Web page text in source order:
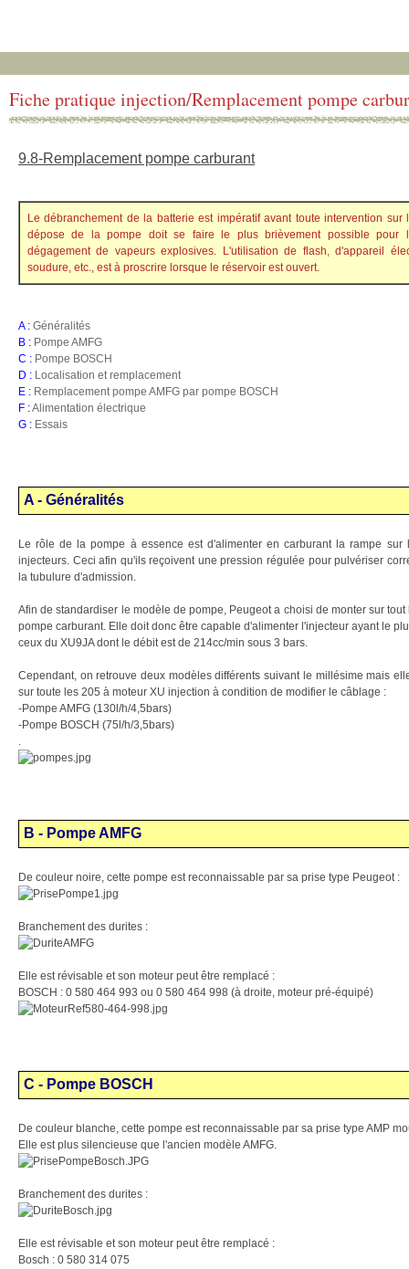
Fiche pratique injection/Remplacement pompe
9.8-Remplacement pompe carburant
Le débranchement de la batterie est impératif avant toute intervention sur
dépose de la pompe doit se faire le plus brièvement possible pour
dégagement de vapeurs explosives. L'utilisation de flash, d'appareil
soudure, etc., est à proscrire lorsque le réservoir est ouvert.
A : Généralités
B : Pompe AMFG
C : Pompe BOSCH
D : Localisation et remplacement
E : Remplacement pompe AMFG par pompe BOSCH
F :Alimentation électrique
G : Essais
A - Généralités
Le rôle de la pompe à essence est d'alimenter en carburant la rampe sur
injecteurs. Ceci afin qu'ils reçoivent une pression régulée pour pulvériser
la tubulure d'admission.
Afin de standardiser le modèle de pompe, Peugeot a choisi de monter sur
pompe carburant. Elle doit donc être capable d'alimenter l'injecteur ayant le
ceux du XU9JA dont le débit est de 214cc/min sous 3 bars.
Cependant, on retrouve deux modèles différents suivant le millésime mais
sur toute les 205 à moteur XU injection à condition de modifier le câblage :
-Pompe AMFG (130l/h/4,5bars)
-Pompe BOSCH (75l/h/3,5bars)
B - Pompe AMFG
De couleur noire, cette pompe est reconnaissable par sa prise type Peugeot :
Branchement des durites :
Elle est révisable et son moteur peut être remplacé :
BOSCH : 0 580 464 993 ou 0 580 464 998 (à droite, moteur pré-équipé)
C - Pompe BOSCH
De couleur blanche, cette pompe est reconnaissable par sa prise type AMP
Elle est plus silencieuse que l'ancien modèle AMFG.
Branchement des durites :
Elle est révisable et son moteur peut être remplacé :
Bosch : 0 580 314 075